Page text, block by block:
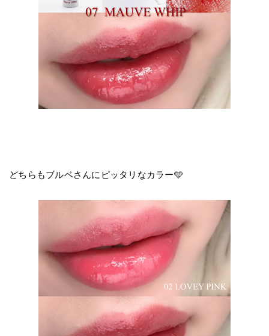
どちらもブルベさんにピッタリなカラー🩵